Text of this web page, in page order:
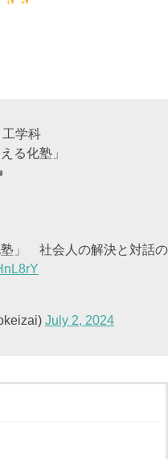
学科
る化塾」
塾」 社会人の解決と対話
July 2, 2024